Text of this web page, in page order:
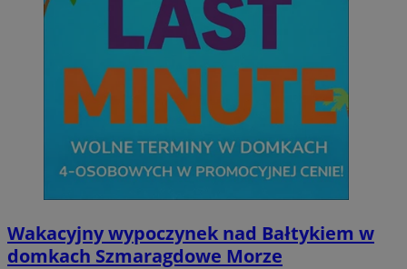
Wakacyjny wypoczynek nad Bałtykiem w
domkach Szmaragdowe Morze